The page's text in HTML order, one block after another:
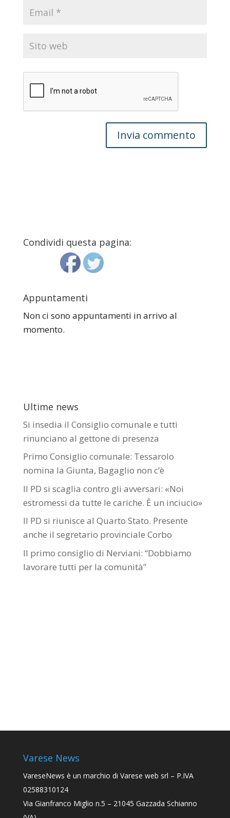
Condividi questa pagina:
Appuntamenti
Non ci sono appuntamenti in arrivo al
momento.
Ultime news
Si insedia il Consiglio comunale e tutti
rinunciano al gettone di presenza
Primo Consiglio comunale: Tessarolo
nomina la Giunta, Bagaglio non c’è
Il PD si scaglia contro gli avversari: «Noi
estromessi da tutte le cariche. È un inciucio»
Il PD si riunisce al Quarto Stato. Presente
anche il segretario provinciale Corbo
Il primo consiglio di Nerviani: “Dobbiamo
lavorare tutti per la comunità”
Varese News
VareseNews è un marchio di Varese web srl – P.IVA
02588310124
Via Gianfranco Miglio n.5 – 21045 Gazzada Schianno